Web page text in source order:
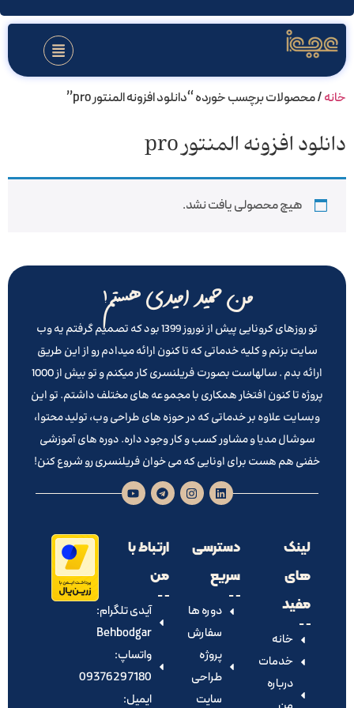
خانه/ محصولات برچسب خورده “دانلود افزونه المنتور pro”
دانلود افزونه المنتور pro
هیچ محصولی یافت نشد.
من حمید امیدی هستم!
تو روزهای کرونایی پیش از نوروز 1399 بود که تصمیم گرفتم یه وب
سایت بزنم و کلیه خدماتی که تا کنون ارائه میدادم رو از این طریق
ارائه بدم . سالهاست بصورت فریلنسری کار میکنم و تو بیش از 1000
پروژه تا کنون افتخار همکاری با مجموعه های مختلف داشتم. تو این
وبسایت علاوه بر خدماتی که در حوزه های طراحی وب، تولید محتوا،
سوشال مدیا و مشاور کسب و کار وجود داره. دوره های آموزشی
خفنی هم هست برای اونایی که می خوان فریلنسری رو شروع کنن!
لینک
های
مفید
خانه
خدمات
درباره
دسترسی
سریع
دوره ها
سفارش
پروژه
طراحی
سایت
ارتباط با
من
آیدی تلگرام:‌
Behbodgar
واتساپ:
09376297180
ایمیل: